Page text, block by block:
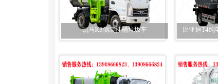
凯马K3侧装挂桶垃圾车 比亚迪T4纯